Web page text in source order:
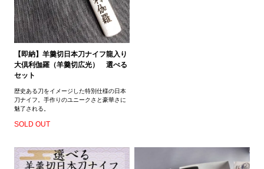
【即納】羊羹切日本刀ナイフ龍入り
大倶利伽羅（羊羹切広光） 選べる
セット
歴史ある刀をイメージした特別仕様の日本
刀ナイフ。手作りのユニークさと豪華さに
魅了される。
SOLD OUT